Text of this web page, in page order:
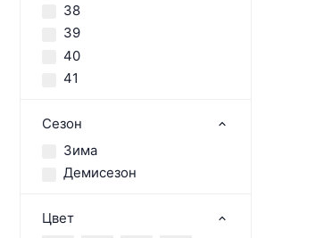
38
39
40
41
Сезон
Зима
Демисезон
Цвет